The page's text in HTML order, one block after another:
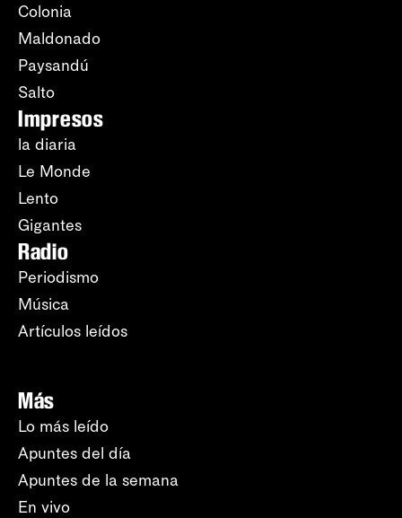
Colonia
Maldonado
Paysandú
Salto
Impresos
la diaria
Le Monde
Lento
Gigantes
Radio
Periodismo
Música
Artículos leídos
Más
Lo más leído
Apuntes del día
Apuntes de la semana
En vivo